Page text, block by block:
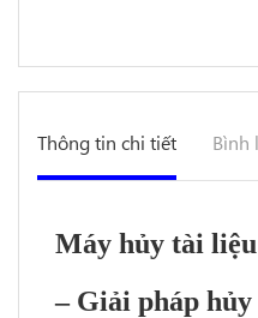
Thông tin chi tiết Bình
Máy hủy tài liệu
– Giải pháp